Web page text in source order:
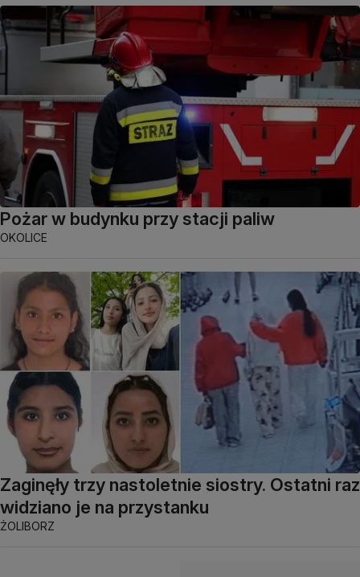
Pożar w budynku przy stacji paliw
OKOLICE
Zaginęły trzy nastoletnie siostry. Ostatni raz
widziano je na przystanku
ŻOLIBORZ